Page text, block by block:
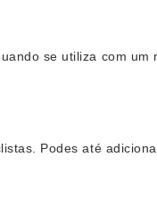
se utiliza com um
Podes até